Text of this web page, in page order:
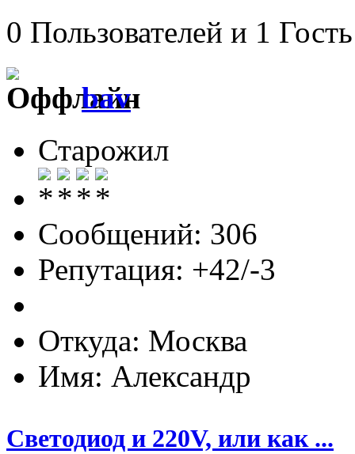
0 Пользователей и 1
bav
Старожил
Сообщений: 306
Репутация: +42/-3
Откуда: Москва
Имя: Александр
Светодиод и 220V, или как ...